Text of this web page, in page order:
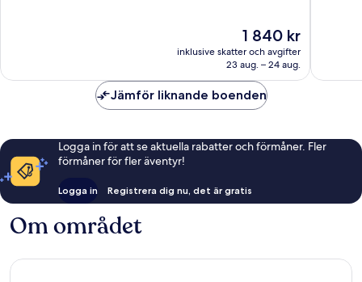
Priset
1 840 kr
1 840 kr
inklusive skatter och avgifter
23 aug. – 24 aug.
Jämför liknande boenden
Logga in för att se aktuella rabatter och förmåner. Fler
förmåner för fler äventyr!
Logga in Registrera dig nu, det är gratis
Om området